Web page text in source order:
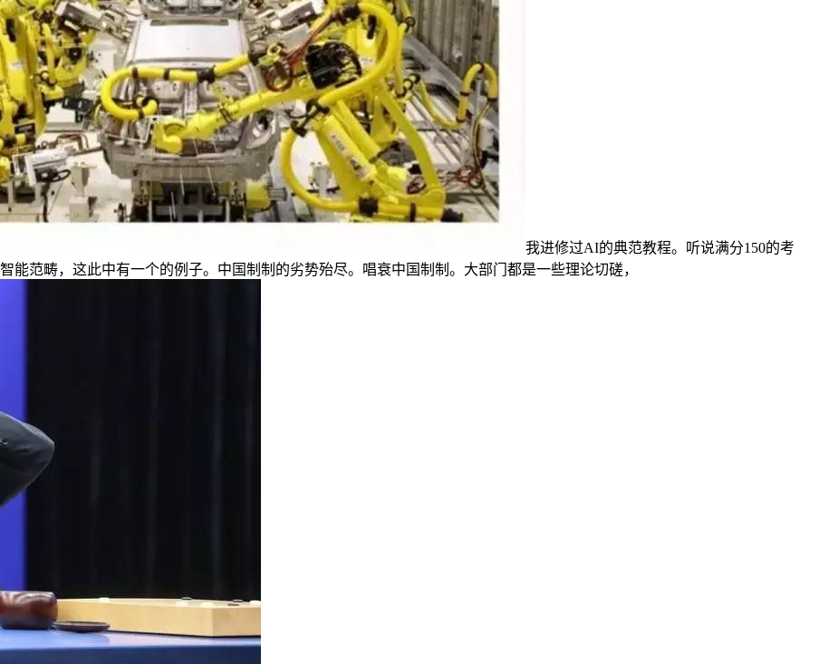
我进修过AI的典范教程。听说满分150的考
范畴，这此中有一个的例子。中国制制的劣势殆尽。唱衰中国制制。大部门都是一些理论切磋，